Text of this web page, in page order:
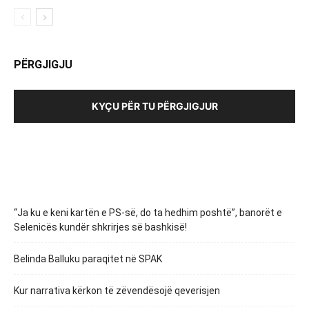
PËRGJIGJU
KYÇU PËR TU PËRGJIGJUR
“Ja ku e keni kartën e PS-së, do ta hedhim poshtë”, banorët e
Selenicës kundër shkrirjes së bashkisë!
Belinda Balluku paraqitet në SPAK
Kur narrativa kërkon të zëvendësojë qeverisjen